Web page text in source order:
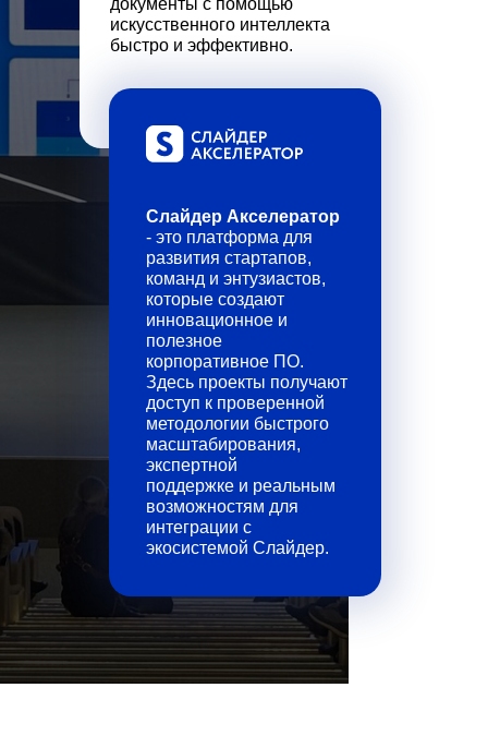
документы с помощью
искусственного интеллекта
быстро и эффективно.
Слайдер Акселератор
- это платформа для
развития стартапов,
команд и энтузиастов,
которые создают
инновационное и
полезное
корпоративное ПО.
Здесь проекты получают
доступ к проверенной
методологии быстрого
масштабирования,
экспертной
поддержке и реальным
возможностям для
интеграции с
экосистемой Слайдер.